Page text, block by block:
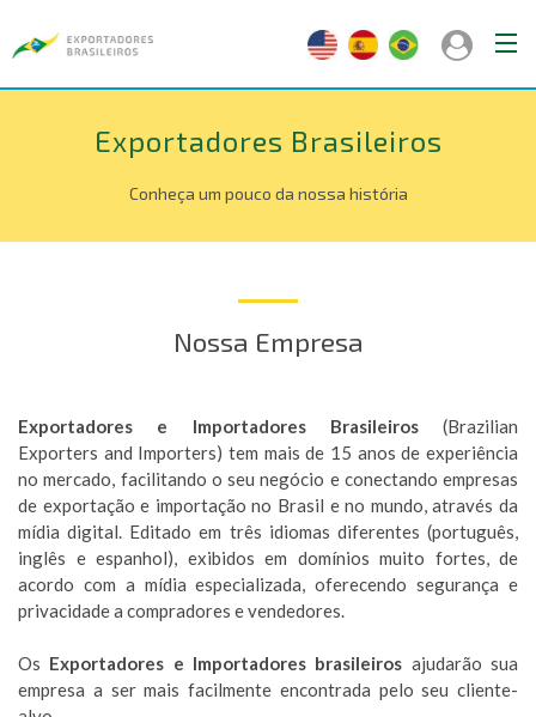
Exportadores Brasileiros
Conheça um pouco da nossa história
Nossa Empresa
Exportadores e Importadores Brasileiros(Brazilian
Exporters and Importers) tem mais de 15 anos de experiência
no mercado, facilitando o seu negócio e conectando empresas
de exportação e importação no Brasil e no mundo, através da
mídia digital. Editado em três idiomas diferentes (português,
inglês e espanhol), exibidos em domínios muito fortes, de
acordo com a mídia especializada, oferecendo segurança e
privacidade a compradores e vendedores.
Os Exportadores e Importadores brasileiros ajudarão sua
empresa a ser mais facilmente encontrada pelo seu cliente-